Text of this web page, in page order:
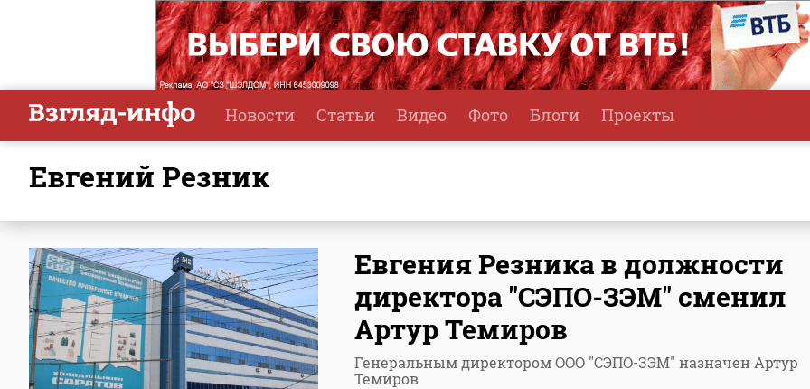
Новости Статьи Видео Фото Блоги Проекты
Евгений Резник
Евгения Резника в должности
директора "СЭПО-ЗЭМ" сменил
Артур Темиров
Генеральным директором ООО "СЭПО-ЗЭМ" назначен Артур
Темиров